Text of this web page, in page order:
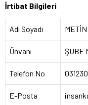
İrtibat Bilgileri
Adı Soyadı
Ünvanı ŞUBE
Telefon No
E-Posta